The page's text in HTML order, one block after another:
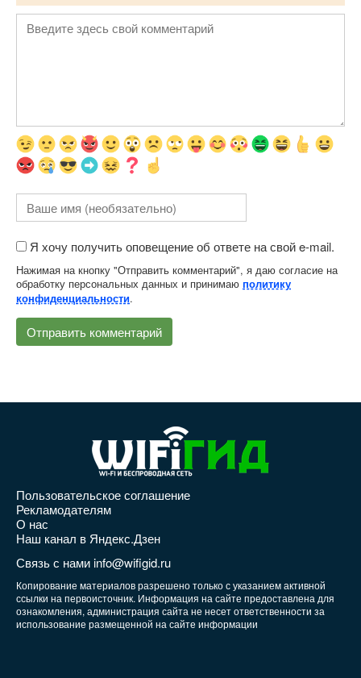
Я хочу получить оповещение об ответе на свой e-mail.
Нажимая на кнопку "Отправить комментарий", я даю согласие на
обработку персональных данных и принимаю политику
конфиденциальности.
Пользовательское соглашение
Рекламодателям
О нас
Наш канал в Яндекс.Дзен
Связь с нами info@wifigid.ru
Копирование материалов разрешено только с указанием активной
ссылки на первоисточник. Информация на сайте предоставлена для
ознакомления, администрация сайта не несет ответственности за
использование размещенной на сайте информации